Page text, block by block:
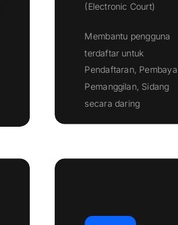
(Electronic Court)
Membantu pengguna
terdaftar untuk
Pendaftaran,
Pemanggilan, Sidang
secara daring
Klik Disini